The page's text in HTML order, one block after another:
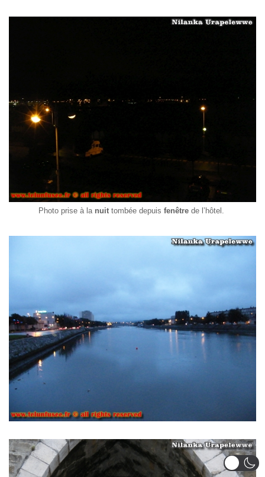
Photo prise à la nuit tombée depuis fenêtre de l’hôtel.